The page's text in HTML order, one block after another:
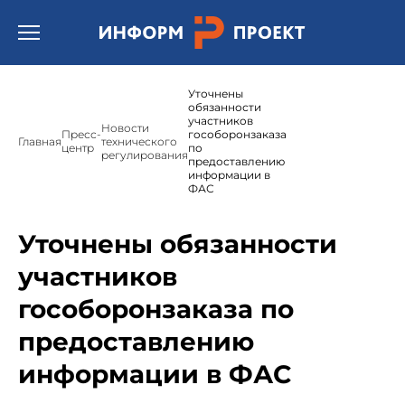
Открыть бургер меню.
ГлавнаяПресс-
центр
Новости
технического
регулирования
Уточнены
обязанности
участников
гособоронзаказа
по
предоставлению
информации в
ФАС
Уточнены обязанности
участников
гособоронзаказа по
предоставлению
информации в ФАС